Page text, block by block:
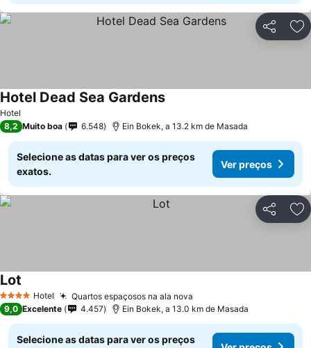
Partilhar
Hotel
Hotel Dead Sea GardensVer preços
8,2 Muito boa 6.548 Ein Bokek, a 13.2 km de Masada
Selecione as datas para ver os preços
exatos.
Ver preços
Partilhar
4 EstrelasHotel Quartos espaçosos na ala nova
Lot
9,0 Excelente 4.457 Ein Bokek, a 13.0 km de Masada
Selecione as datas para ver os preços